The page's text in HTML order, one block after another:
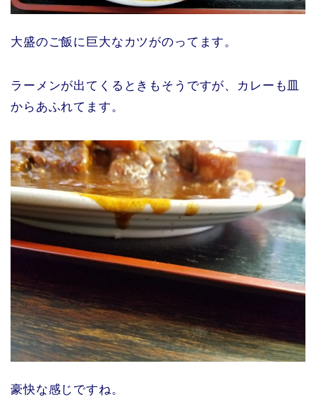
大盛のご飯に巨大なカツがのってます。
ラーメンが出てくるときもそうですが、カレーも皿
からあふれてます。
豪快な感じですね。